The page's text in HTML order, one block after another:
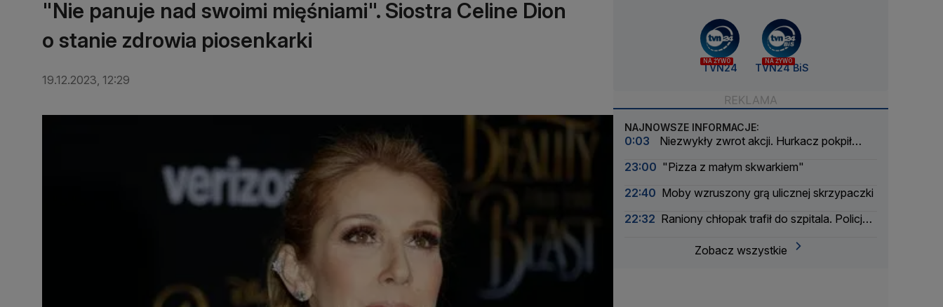
"Nie panuje nad swoimi mięśniami". Siostra Celine Dion
o stanie zdrowia piosenkarki
19.12.2023, 12:29
NA ŻYWO
TVN24
NA ŻYWO
TVN24 BiS
NAJNOWSZE INFORMACJE:
0:03
Niezwykły zwrot akcji. Hurkacz pokpił
23:00 "Pizza z małym skwarkiem"
22:40 Moby wzruszony grą ulicznej skrzypaczki
22:32 Raniony chłopak trafił do szpitala. Policja
Zobacz wszystkie